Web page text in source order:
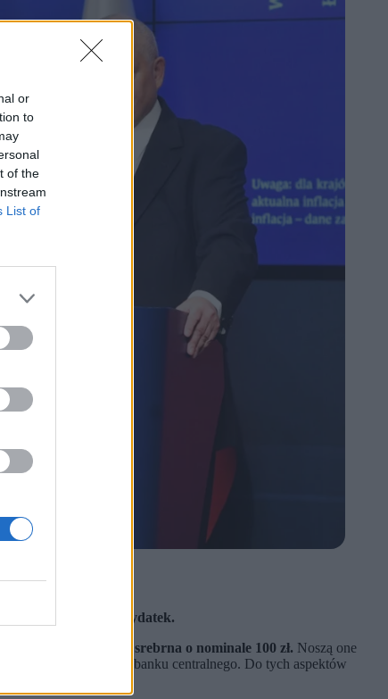
or
to
of the
List of
państwa.
na dużo większy wydatek.
o nominale 500 zł i srebrna o nominale 100 zł. Noszą one
działalności banku centralnego. Do tych aspektów